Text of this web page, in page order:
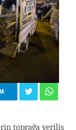
toprağa veriliş